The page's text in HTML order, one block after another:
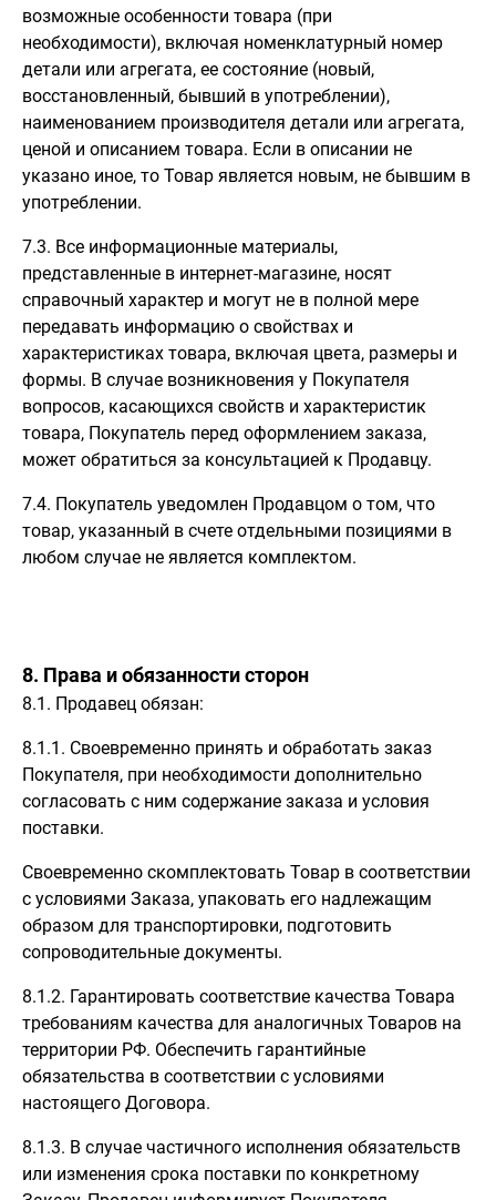
возможные особенности товара (при
необходимости), включая номенклатурный номер
детали или агрегата, ее состояние (новый,
восстановленный, бывший в употреблении),
наименованием производителя детали или агрегата,
ценой и описанием товара. Если в описании не
указано иное, то Товар является новым, не бывшим в
употреблении.
7.3. Все информационные материалы,
представленные в интернет-магазине, носят
справочный характер и могут не в полной мере
передавать информацию о свойствах и
характеристиках товара, включая цвета, размеры и
формы. В случае возникновения у Покупателя
вопросов, касающихся свойств и характеристик
товара, Покупатель перед оформлением заказа,
может обратиться за консультацией к Продавцу.
7.4. Покупатель уведомлен Продавцом о том, что
товар, указанный в счете отдельными позициями в
любом случае не является комплектом.
8. Права и обязанности сторон
8.1. Продавец обязан:
8.1.1. Своевременно принять и обработать заказ
Покупателя, при необходимости дополнительно
согласовать с ним содержание заказа и условия
поставки.
Своевременно скомплектовать Товар в соответствии
с условиями Заказа, упаковать его надлежащим
образом для транспортировки, подготовить
сопроводительные документы.
8.1.2. Гарантировать соответствие качества Товара
требованиям качества для аналогичных Товаров на
территории РФ. Обеспечить гарантийные
обязательства в соответствии с условиями
настоящего Договора.
8.1.3. В случае частичного исполнения обязательств
или изменения срока поставки по конкретному